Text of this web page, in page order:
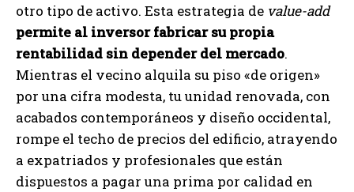
otro tipo de activo. Esta estrategia de value-add
permite al inversor fabricar su propia
rentabilidad sin depender del mercado.
Mientras el vecino alquila su piso «de origen»
por una cifra modesta, tu unidad renovada, con
acabados contemporáneos y diseño occidental,
rompe el techo de precios del edificio, atrayendo
a expatriados y profesionales que están
dispuestos a pagar una prima por calidad en